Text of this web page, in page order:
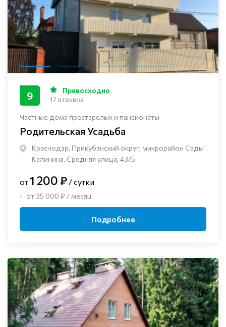
Частные дома престарелых и пансионаты
Родительская Усадьба
Краснодар, Прикубанский округ, микрорайон Сады
Калинина, Средняя улица, 43/5
9 Превосходно
17 отзывов
от1 200 ₽ / сутки
от 35 000 ₽ / месяц
Подробнее